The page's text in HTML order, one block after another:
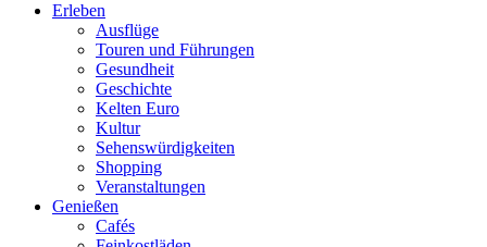
Erleben
Ausflüge
Touren und Führungen
Gesundheit
Geschichte
Kelten Euro
Kultur
Sehenswürdigkeiten
Shopping
Veranstaltungen
Genießen
Cafés